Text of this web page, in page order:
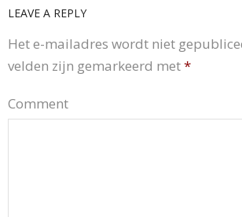
LEAVE A REPLY
Het e-mailadres wordt niet
velden zijn gemarkeerd met*
Comment